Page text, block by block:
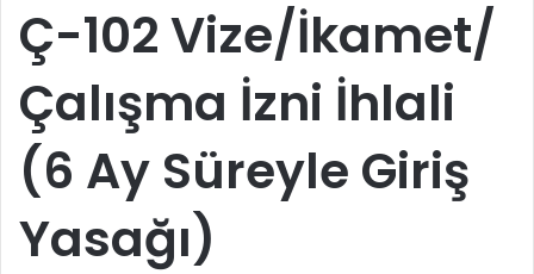
Ç-102 Vize/İkamet/
Çalışma İzni İhlali
(6 Ay Süreyle Giriş
Yasağı)